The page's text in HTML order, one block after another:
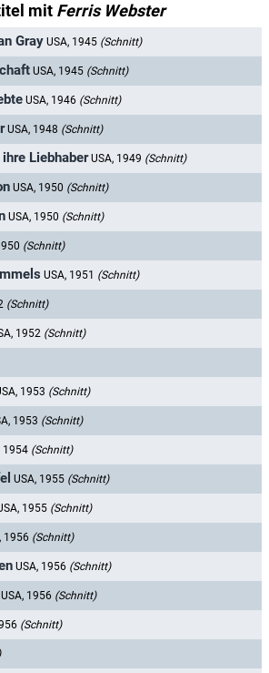
mit Ferris Webster
Gray USA, 1945 (Schnitt)
USA, 1945 (Schnitt)
USA, 1946 (Schnitt)
USA, 1948 (Schnitt)
Liebhaber USA, 1949 (Schnitt)
USA, 1950 (Schnitt)
USA, 1950 (Schnitt)
(Schnitt)
USA, 1951 (Schnitt)
(Schnitt)
1952 (Schnitt)
1953 (Schnitt)
1953 (Schnitt)
1954 (Schnitt)
USA, 1955 (Schnitt)
1955 (Schnitt)
1956 (Schnitt)
USA, 1956 (Schnitt)
USA, 1956 (Schnitt)
(Schnitt)